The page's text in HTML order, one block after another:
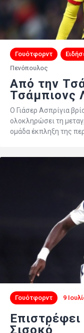
Γουότφορντ
Πενόπουλος
Από την
Τσάμπιονς
Ο Γιάσερ Ασπρίγια
ολοκληρώσει τη
ομάδα έκπληξη της
Γουότφορντ 9
Σισοκό